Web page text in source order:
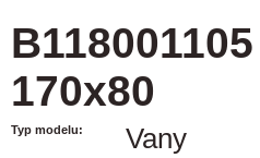
170x80
Typ modelu: Vany